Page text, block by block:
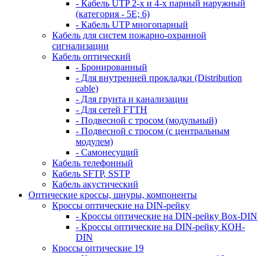
- Кабель UTP 2-х и 4-х парный наружный
(категория - 5Е; 6)
- Кабель UTP многопарный
Кабель для систем пожарно-охранной
сигнализации
Кабель оптический
- Бронированный
- Для внутренней прокладки (Distribution
cable)
- Для грунта и канализации
- Для сетей FTTH
- Подвесной с тросом (модульный)
- Подвесной с тросом (с центральным
модулем)
- Самонесущий
Кабель телефонный
Кабель SFTP, SSTP
Кабель акустический
Оптические кроссы, шнуры, компоненты
Кроссы оптические на DIN-рейку
- Кроссы оптические на DIN-рейку Box-DIN
- Кроссы оптические на DIN-рейку КОН-
DIN
Кроссы оптические 19